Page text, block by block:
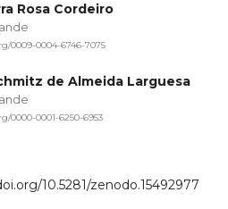
Rosa Cordeiro
0009-0004-6746-7075
de Almeida Larguesa
0000-0001-6250-6953
10.5281/zenodo.15492977